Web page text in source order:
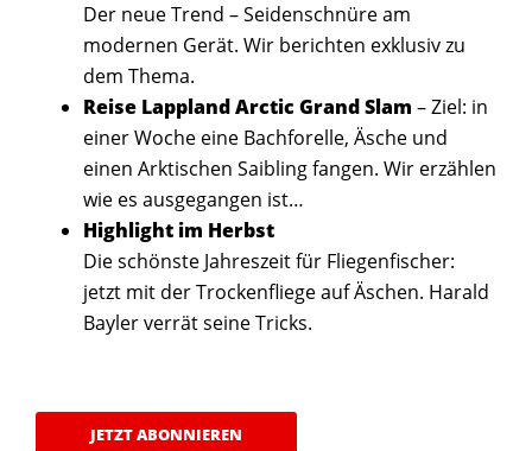
Der neue Trend – Seidenschnüre am
modernen Gerät. Wir berichten exklusiv zu
dem Thema.
Reise Lappland Arctic Grand Slam – Ziel: in
einer Woche eine Bachforelle, Äsche und
einen Arktischen Saibling fangen. Wir erzählen
wie es ausgegangen ist…
Highlight im Herbst
Die schönste Jahreszeit für Fliegenfischer:
jetzt mit der Trockenfliege auf Äschen. Harald
Bayler verrät seine Tricks.
JETZT ABONNIEREN